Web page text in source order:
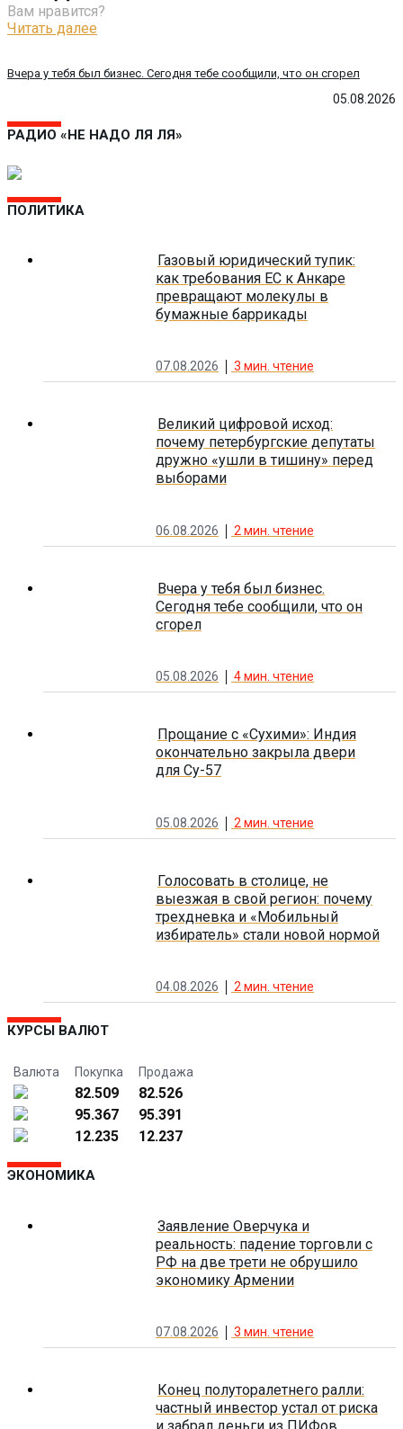
05.08.2026
Вчера у тебя был бизнес. Сегодня тебе сообщили, что он сгорел
Вам нравится?
Читать далее
РАДИО «НЕ НАДО ЛЯ ЛЯ»
ПОЛИТИКА
Газовый юридический тупик:
как требования ЕС к Анкаре
превращают молекулы в
бумажные баррикады
07.08.2026 3 мин. чтение
Великий цифровой исход:
почему петербургские депутаты
дружно «ушли в тишину» перед
выборами
06.08.2026 2 мин. чтение
Вчера у тебя был бизнес.
Сегодня тебе сообщили, что он
сгорел
05.08.2026 4мин. чтение
Прощание с «Сухими»: Индия
окончательно закрыла двери
для Су-57
05.08.2026 2 мин. чтение
Голосовать в столице, не
выезжая в свой регион: почему
трехдневка и «Мобильный
избиратель» стали новой нормой
04.08.2026 2мин. чтение
КУРСЫ ВАЛЮТ
Валюта Покупка Продажа
82.509
82.526
95.367
95.391
12.235
12.237
ЭКОНОМИКА
Заявление Оверчука и
реальность: падение торговли с
РФ на две трети не обрушило
экономику Армении
07.08.2026 3 мин. чтение
Конец полуторалетнего ралли:
частный инвестор устал от риска